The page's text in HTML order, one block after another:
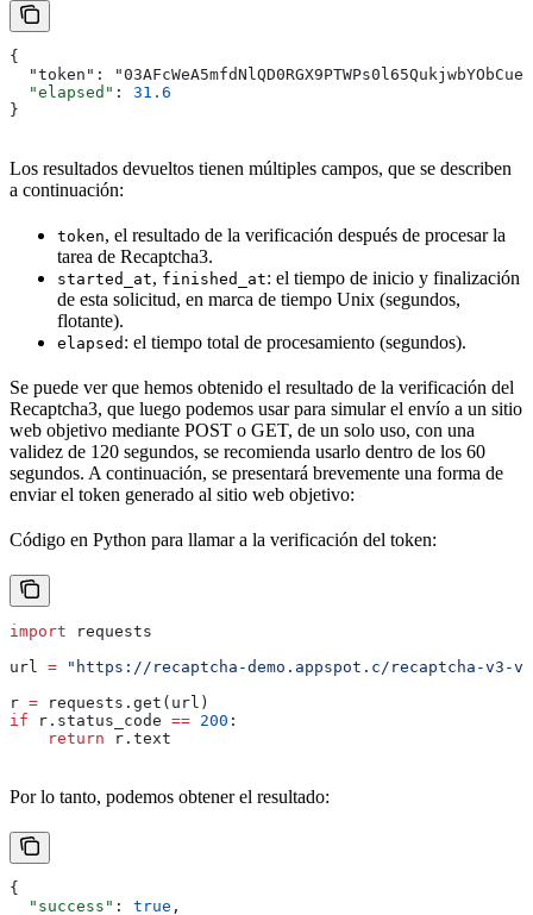
{
"token":
  "elapsed"
: 31.6
}
Los resultados devueltos tienen múltiples campos, que se describen
a continuación:
token, el resultado de la verificación después de procesar la
tarea de Recaptcha3.
started_at, finished_at: el tiempo de inicio y finalización
de esta solicitud, en marca de tiempo Unix (segundos,
flotante).
elapsed : el tiempo total de procesamiento (segundos).
Se puede ver que hemos obtenido el resultado de la verificación del
Recaptcha3, que luego podemos usar para simular el envío a un sitio
web objetivo mediante POST o GET, de un solo uso, con una
validez de 120 segundos, se recomienda usarlo dentro de los 60
segundos. A continuación, se presentará brevemente una forma de
enviar el token generado al sitio web objetivo:
Código en Python para llamar a la verificación del token:
import requests
url = "https://recaptcha-demo.appspot.c/recaptcha-v3-
r = requests.get(url)
if r.status_code == 200 :
    return
r.text
Por lo tanto, podemos obtener el resultado:
{
  "success"
: true ,